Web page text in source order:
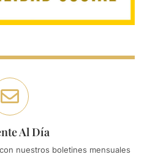
Al Día
nuestros boletines mensuales